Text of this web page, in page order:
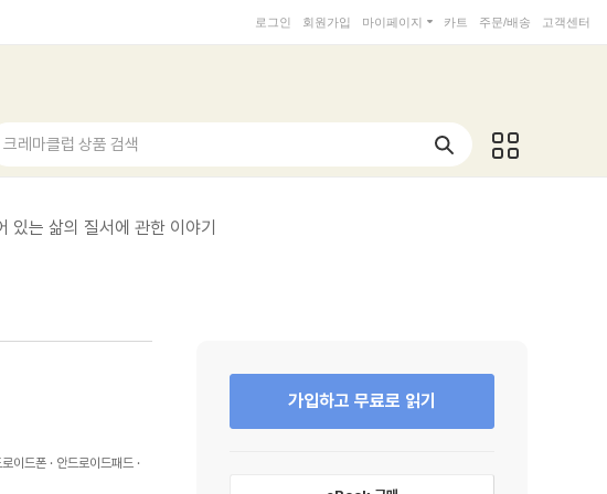
로그인 회원가입 마이페이지 카트 주문/배송 고객센터
크레마클럽 상품 검색
있는 삶의 질서에 관한 이야기
로이드폰
안드로이드패드
가입하고 무료로 읽기